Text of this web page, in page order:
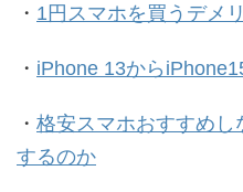
・ 1円スマホを買うデメ
・ iPhone 13から
・ 格安スマホおすすめ
するのか